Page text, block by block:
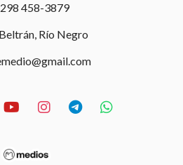
298 458-3879
Río Negro